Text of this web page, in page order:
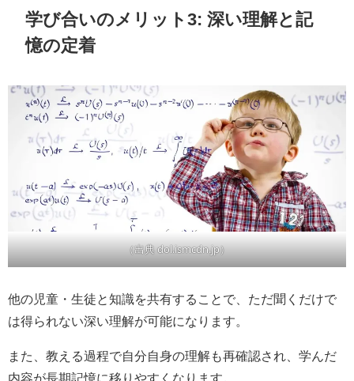
学び合いのメリット3: 深い理解と記
憶の定着
（出典 dol.ismcdn.jp）
他の児童・生徒と知識を共有することで、ただ聞くだけで
は得られない深い理解が可能になります。
また、教える過程で自分自身の理解も再確認され、学んだ
内容が長期記憶に移りやすくなります。